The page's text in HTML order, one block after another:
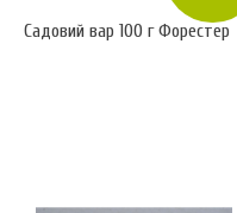
Садовий вар 100 г Форестер